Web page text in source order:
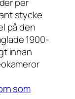
per
stycke
på den
1900-
innan
som